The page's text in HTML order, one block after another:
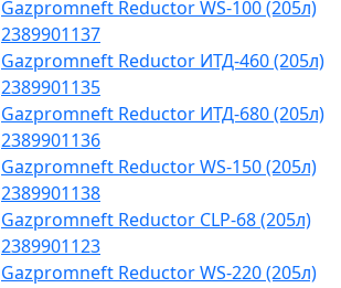
Gazpromneft Reductor WS-100 (205л)
2389901137
Gazpromneft Reductor ИТД-460 (205л)
2389901135
Gazpromneft Reductor ИТД-680 (205л)
2389901136
Gazpromneft Reductor WS-150 (205л)
2389901138
Gazpromneft Reductor CLP-68 (205л)
2389901123
Gazpromneft Reductor WS-220 (205л)